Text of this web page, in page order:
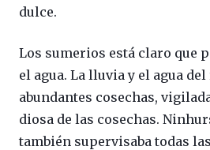
dulce.
Los sumerios está claro que
el agua. La lluvia y el agua
abundantes cosechas,
diosa de las cosechas.
también supervisaba todas